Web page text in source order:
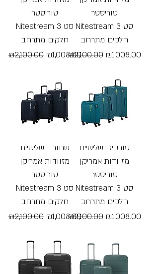
טוריסטר
Nitestream סט 3
חלקים מתרחב
Regular Price
₪2,100.00 Sale Price
₪1,008.00
טוריסטר
Nitestream סט 3
חלקים מתרחב
Regular Price
₪2,100.00 Sale Price
₪1,008.00
שחור - שלישיית
מזוודות אמריקן
טוריסטר
Nitestream סט 3
חלקים מתרחב
Regular Price
₪2,100.00 Sale Price
₪1,008.00
טורקיז -שלישיית
מזוודות אמריקן
טוריסטר
Nitestream סט 3
חלקים מתרחב
Regular Price
₪2,100.00 Sale Price
₪1,008.00